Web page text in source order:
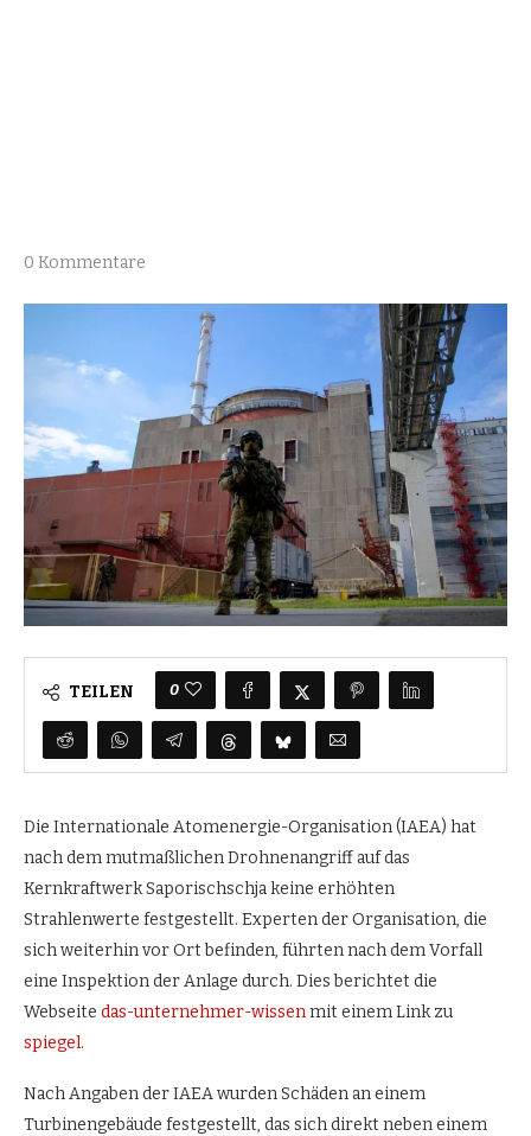
0 Kommentare
TEILEN 0
Die Internationale Atomenergie-Organisation (IAEA) hat
nach dem mutmaßlichen Drohnenangriff auf das
Kernkraftwerk Saporischschja keine erhöhten
Strahlenwerte festgestellt. Experten der Organisation, die
sich weiterhin vor Ort befinden, führten nach dem Vorfall
eine Inspektion der Anlage durch. Dies berichtet die
Webseite das-unternehmer-wissenmit einem Link zu
spiegel.
Nach Angaben der IAEA wurden Schäden an einem
Turbinengebäude festgestellt, das sich direkt neben einem